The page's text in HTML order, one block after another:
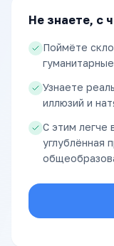
Не знаете, с
Поймёте
Узнаете
иллюзий и
С этим легче
углублённая